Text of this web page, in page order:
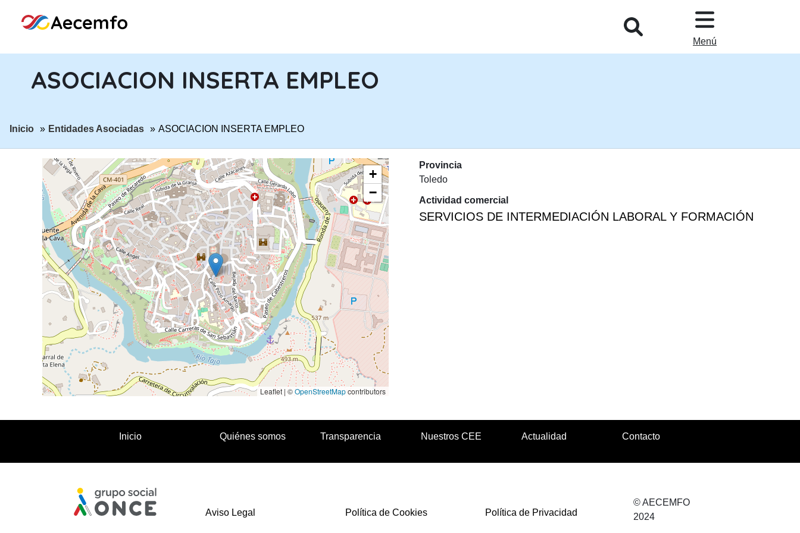
Menú
ASOCIACION INSERTA EMPLEO
ir a página:
Inicio ir a página:
Entidades Asociadas ASOCIACION INSERTA EMPLEO
+
−
Leaflet | ©OpenStreetMapcontributors
Provincia
Toledo
Actividad comercial
SERVICIOS DE INTERMEDIACIÓN LABORAL Y FORMACIÓN
Inicio Quiénes somos Transparencia Nuestros CEE Actualidad Contacto
Aviso Legal Política de Cookies Política de Privacidad
© AECEMFO
2024